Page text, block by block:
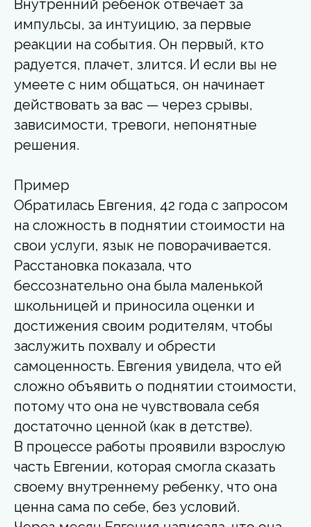
Внутренний ребенок отвечает за
импульсы, за интуицию, за первые
реакции на события. Он первый, кто
радуется, плачет, злится. И если вы не
умеете с ним общаться, он начинает
действовать за вас — через срывы,
зависимости, тревоги, непонятные
решения.
Пример
Обратилась Евгения, 42 года с запросом
на сложность в поднятии стоимости на
свои услуги, язык не поворачивается.
Расстановка показала, что
бессознательно она была маленькой
школьницей и приносила оценки и
достижения своим родителям, чтобы
заслужить похвалу и обрести
самоценность. Евгения увидела, что ей
сложно объявить о поднятии стоимости,
потому что она не чувствовала себя
достаточно ценной (как в детстве).
В процессе работы проявили взрослую
часть Евгении, которая смогла сказать
своему внутреннему ребенку, что она
ценна сама по себе, без условий.